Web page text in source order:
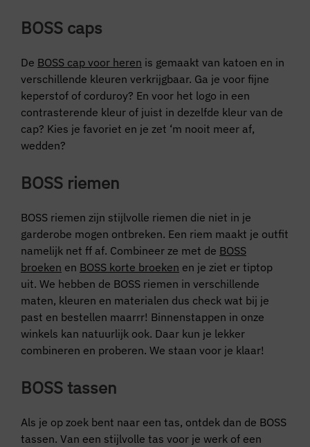
BOSS caps
De BOSS cap voor heren is gemaakt van katoen en in
verschillende kleuren verkrijgbaar. Ga je voor fijne
keperstof of corduroy? En voor het logo in een
contrasterende kleur of juist in dezelfde kleur van de
cap? Kies je favoriet en je zet ‘m nooit meer af,
wedden?
BOSS riemen
BOSS riemen zijn stijlvolle riemen die niet in je
garderobe mogen ontbreken. Een riem maakt je outfit
namelijk net ff af. Combineer ze met de BOSS
broeken en BOSS korte broeken en je ziet er tiptop
uit. We hebben de BOSS riemen in verschillende
maten, kleuren en materialen dus check wat bij je
past en bestellen maarrr! Binnenstappen in onze
winkels kan natuurlijk ook. Daar kun je lekker
combineren en proberen. We staan voor je klaar!
BOSS tassen
Als je op zoek bent naar een tas, ontdek dan de BOSS
tassen. Van een stijlvolle tas voor je werk of een